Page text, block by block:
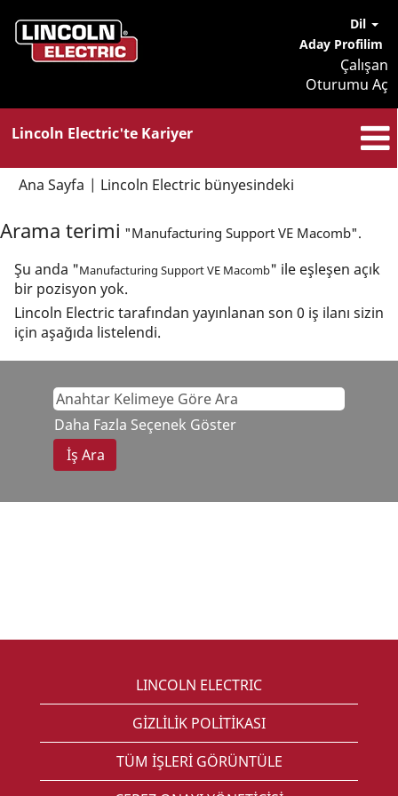
Dil
Aday Profilim
Çalışan
Oturumu Aç
Lincoln Electric'te Kariyer
Ana Sayfa | Lincoln Electric bünyesindeki
Arama terimi "Manufacturing Support VE Macomb".
Şu anda "Manufacturing Support VE Macomb" ile eşleşen açık
bir pozisyon yok.
Lincoln Electric tarafından yayınlanan son 0 iş ilanı sizin
için aşağıda listelendi.
Daha Fazla Seçenek Göster
LINCOLN ELECTRIC
GİZLİLİK POLİTİKASI
TÜM İŞLERİ GÖRÜNTÜLE